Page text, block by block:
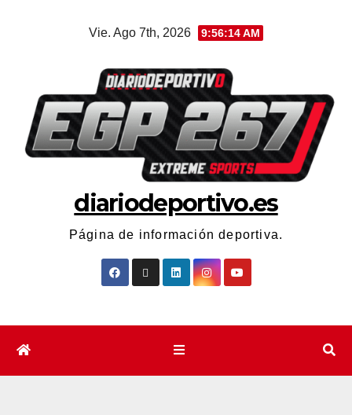
Vie. Ago 7th, 2026 9:56:15 AM
diariodeportivo.es
Página de información deportiva.